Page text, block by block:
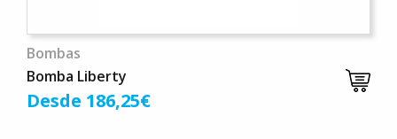
Bombas
Bomba Liberty
Desde 186,25€